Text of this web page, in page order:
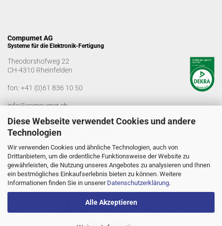
Diese Webseite verwendet Cookies und andere
Technologien
Wir verwenden Cookies und ähnliche Technologien, auch von
Drittanbietern, um die ordentliche Funktionsweise der Website zu
gewährleisten, die Nutzung unseres Angebotes zu analysieren und Ihnen
ein bestmögliches Einkaufserlebnis bieten zu können. Weitere
Informationen finden Sie in unserer Datenschutzerklärung.
Alle Akzeptieren
Compumet AG
Systeme für die Elektronik-Fertigung
Theodorshofweg 22
CH-4310 Rheinfelden
fon: +41 (0)61 836 10 50
info@compumet.ch
Bürozeiten
Montag-Freitag: 08:00 - 11:45 Uhr
Samstag und Sonntag geschlossen
© Compumet AG 2005 - 2026
Lieferung ausschließlich für den gewerblichen Bedarf. Kein Verkauf an
Privatpersonen!